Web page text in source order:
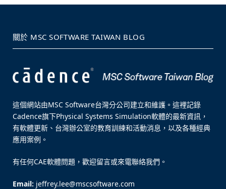
關於 MSC SOFTWARE TAIWAN BLOG
這個網站由MSC Software台灣分公司建立和維護。這裡記錄
Cadence旗下Physical Systems Simulation軟體的最新資訊，
有軟體更新、台灣辦公室的教育訓練和活動消息，以及各種經典
應用案例。
有任何CAE軟體問題，歡迎留言或來電聯絡我們。
Email: jeffrey.lee@mscsoftware.com